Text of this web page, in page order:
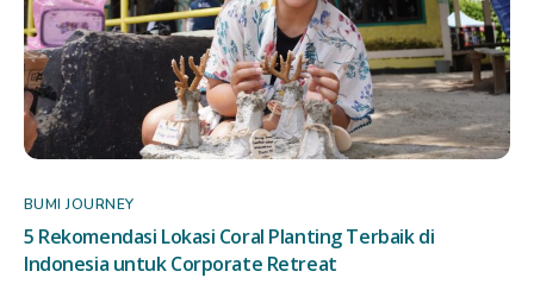
BUMI JOURNEY
5 Rekomendasi Lokasi Coral Planting Terbaik di
Indonesia untuk Corporate Retreat